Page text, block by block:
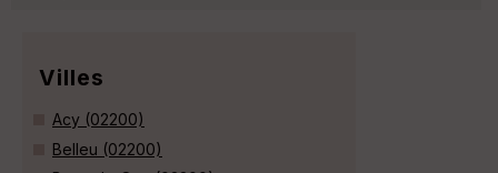
Villes
Acy (02200)
Belleu (02200)